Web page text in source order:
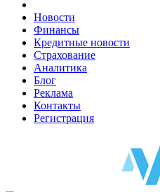
Новости
Финансы
Кредитные новости
Страхование
Аналитика
Блог
Реклама
Контакты
Регистрация